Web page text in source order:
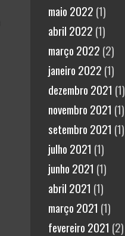
maio 2022 (1)
abril 2022 (1)
março 2022 (2)
janeiro 2022 (1)
dezembro 2021 (1)
novembro 2021 (1)
setembro 2021 (1)
julho 2021 (1)
junho 2021 (1)
abril 2021 (1)
março 2021 (1)
fevereiro 2021 (2)